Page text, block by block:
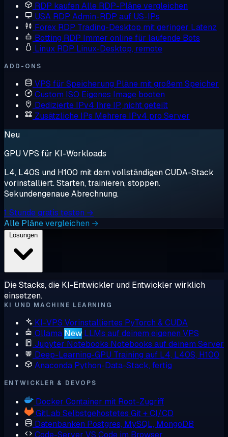
RDP kaufen Alle RDP-Pläne vergleichen
USA RDP Admin-RDP auf US-IPs
Forex RDP Trading-Desktop mit geringer Latenz
Botting RDP Immer online für laufende Bots
Linux RDP Linux-Desktop, remote
ADD-ONS
VPS für Speicherung Pläne mit großem Speicher
Custom ISO Eigenes Image booten
Dedizierte IPv4 Ihre IP, nicht geteilt
Zusätzliche IPs Mehrere IPv4 pro Server
Neu
GPU VPS für KI-Workloads
L4, L40S und H100 mit dem vollständigen CUDA-Stack
vorinstalliert. Starten, trainieren, stoppen.
Sekundengenaue Abrechnung.
1 Stunde gratis testen →
Alle Pläne vergleichen →
Die Stacks, die KI-Entwickler und Entwickler wirklich
einsetzen.
KI UND MACHINE LEARNING
KI-VPS Vorinstalliertes PyTorch & CUDA
Ollama New LLMs auf deinem eigenen VPS
Jupyter Notebooks Notebooks auf deinem Server
Deep-Learning-GPU Training auf L4, L40S, H100
Anaconda Python-Data-Stack, fertig
ENTWICKLER & DEVOPS
Docker Container mit Root-Zugriff
GitLab Selbstgehostetes Git + CI/CD
Datenbanken Postgres, MySQL, MongoDB
Code-Server VS Code im Browser